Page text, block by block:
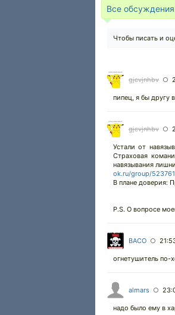
Все
Чтобы писать и
gjcvjnhbv ○
пипец, я бы другу
gjcvjnhbv ○
Устали от
Страховая
навязывания
ok.ru/group/
В плане доверия:
P.S. О вопросе
BACO ○
огнетушитель по-
almars ○
надо было ему в